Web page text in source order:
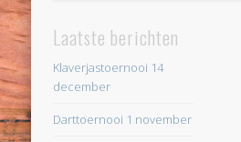
Laatste berichten
Klaverjastoernooi 14
december
Darttoernooi 1 november